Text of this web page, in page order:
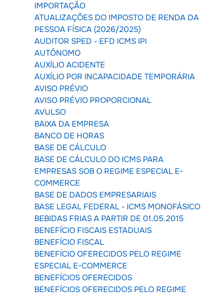
IMPORTAÇÃO
ATUALIZAÇÕES DO IMPOSTO DE RENDA DA
PESSOA FÍSICA (2026/2025)
AUDITOR SPED - EFD ICMS IPI
AUTÔNOMO
AUXÍLIO ACIDENTE
AUXÍLIO POR INCAPACIDADE TEMPORÁRIA
AVISO PRÉVIO
AVISO PRÉVIO PROPORCIONAL
AVULSO
BAIXA DA EMPRESA
BANCO DE HORAS
BASE DE CÁLCULO
BASE DE CÁLCULO DO ICMS PARA
EMPRESAS SOB O REGIME ESPECIAL E-
COMMERCE
BASE DE DADOS EMPRESARIAIS
BASE LEGAL FEDERAL - ICMS MONOFÁSICO
BEBIDAS FRIAS A PARTIR DE 01.05.2015
BENEFÍCIO FISCAIS ESTADUAIS
BENEFÍCIO FISCAL
BENEFÍCIO OFERECIDOS PELO REGIME
ESPECIAL E-COMMERCE
BENEFÍCIOS OFERECIDOS
BENEFÍCIOS OFERECIDOS PELO REGIME